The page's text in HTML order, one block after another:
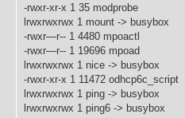
-rwxr-xr-x 1 35 modprobe
lrwxrwxrwx 1 mount -> busybox
-rwxr—r-- 1 4480 mpoactl
-rwxr—r-- 1 19696 mpoad
lrwxrwxrwx 1 nice -> busybox
-rwxr-xr-x 1 11472 odhcp6c_script
lrwxrwxrwx 1 ping -> busybox
lrwxrwxrwx 1 ping6 -> busybox